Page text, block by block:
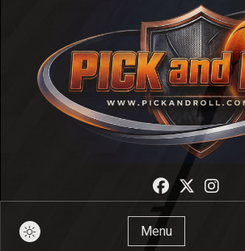
Pick And Roll
Menu